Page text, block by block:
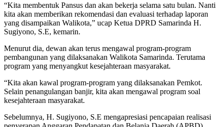
“Kita membentuk Pansus dan akan bekerja selama satu bulan. Nanti
kita akan memberikan rekomendasi dan evaluasi terhadap laporan
yang disampaikan Walikota,” ucap Ketua DPRD Samarinda H.
Sugiyono, S.E, kemarin.
Menurut dia, dewan akan terus mengawal program-program
pembangunan yang dilaksanakan Walikota Samarinda. Terutama
program yang menyangkut kesejahteraan masyarakat.
“Kita akan kawal program-program yang dilaksanakan Pemkot.
Selain penangulangan banjir, kita akan mengawal program soal
kesejahteraan masyarakat.
Sebelumnya, H. Sugiyono, S.E mengapresiasi pencapaian realisasi